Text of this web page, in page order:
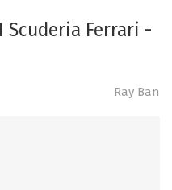
Scuderia Ferrari -
Ray Ban